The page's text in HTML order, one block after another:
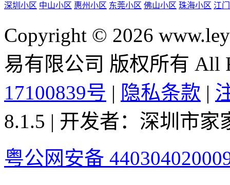
深圳小区 中山小区 惠州小区 东莞小区 佛山小区 珠海小区 江
Copyright © 2026
易有限公司 版权所有 All
17100839号 | 隐私条款 |
8.1.5 | 开发者：深圳市
粤公网安备